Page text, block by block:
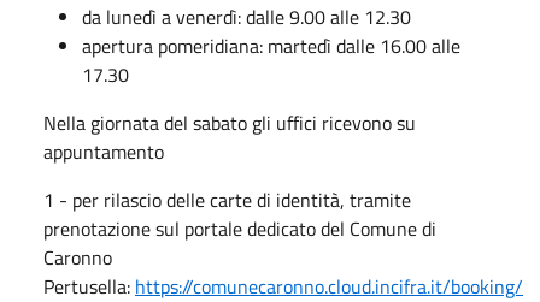
da lunedì a venerdì: dalle 9.00 alle 12.30
apertura pomeridiana: martedì dalle 16.00 alle
17.30
Nella giornata del sabato gli uffici ricevono su
appuntamento
1 - per rilascio delle carte di identità, tramite
prenotazione sul portale dedicato del Comune di
Caronno
Pertusella: https://comunecaronno.cloud.incifra.it/booking/